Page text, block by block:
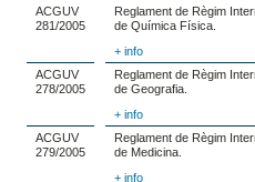
ACGUV
281/2005
Reglament de Règim
de Química Física.
+ info
ACGUV
278/2005
Reglament de Règim
de Geografia.
+ info
ACGUV
279/2005
Reglament de Règim
de Medicina.
+ info